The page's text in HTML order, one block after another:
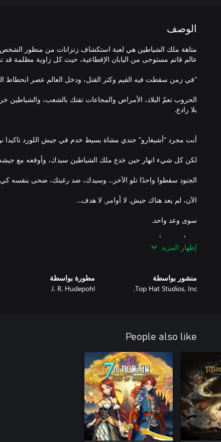
الوصف
متاهة ملك الشياطين هي لعبة استكشاف زنزانات من منظور الشخص
الحروب تعمّ البلاد، الأمراض والمجاعات تفتك بالشعب،
واجه خصومًا لا يرحمون باستخدام مجموعة متنوعة من الأسلحة مثل
إظهار المزيد
منشور بواسطة
Top Hat Studios, Inc.
مطورة بواسطة
J. R. Hudepohl
People also like